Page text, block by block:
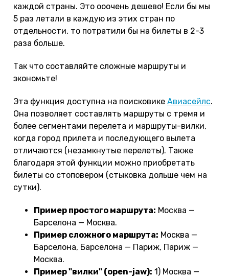
каждой страны. Это ооочень дешево! Если бы мы
5 раз летали в каждую из этих стран по
отдельности, то потратили бы на билеты в 2-3
раза больше.
Так что составляйте сложные маршруты и
экономьте!
Эта функция доступна на поисковике Авиасейлс.
Она позволяет составлять маршруты с тремя и
более сегментами перелета и маршруты-вилки,
когда город прилета и последующего вылета
отличаются (незамкнутые перелеты). Также
благодаря этой функции можно приобретать
билеты со стоповером (стыковка дольше чем на
сутки).
Пример простого маршрута: Москва —
Барселона — Москва.
Пример сложного маршрута: Москва —
Барселона, Барселона — Париж, Париж —
Москва.
Пример "вилки" (open-jaw): 1) Москва —